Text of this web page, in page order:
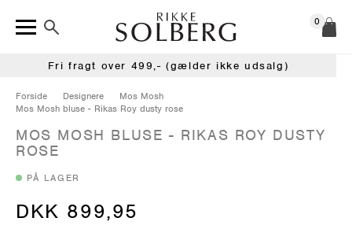
0
Fri fragt over 499,- (gælder ikke udsalg)
Forside Designere
Mos Mosh
Mos Mosh bluse - Rikas Roy dusty rose
MOS MOSH BLUSE - RIKAS ROY DUSTY
ROSE
PÅ LAGER
DKK 899,95